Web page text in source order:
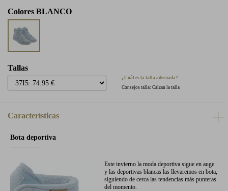
Colores BLANCO
Tallas
¿Cuál es la talla adecuada?
Consejos talla: Calzan la talla
Características
Bota deportiva
Este invierno la moda deportiva sigue en auge
y las deportivas blancas las llevaremos en bota,
siguiendo de cerca las tendencias más punteras
del momento.